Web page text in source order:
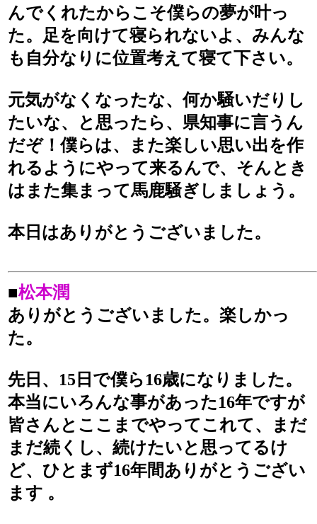
んでくれたからこそ僕らの夢が叶っ
た。足を向けて寝られないよ、みんな
も自分なりに位置考えて寝て下さい。
元気がなくなったな、何か騒いだりし
たいな、と思ったら、県知事に言うん
だぞ！僕らは、また楽しい思い出を作
れるようにやって来るんで、そんとき
はまた集まって馬鹿騒ぎしましょう。
本日はありがとうございました。
■松本潤
ありがとうございました。楽しかっ
た。
先日、15日で僕ら16歳になりました。
本当にいろんな事があった16年ですが
皆さんとここまでやってこれて、まだ
まだ続くし、続けたいと思ってるけ
ど、ひとまず16年間ありがとうござい
ます 。